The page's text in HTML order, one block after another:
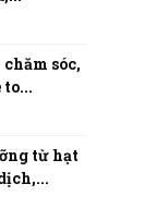
chăm sóc,
từ hạt